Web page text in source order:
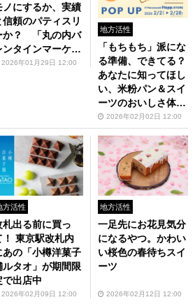
ノにするか、実績
信頼のパティスリ
か？ 「丸の内バ
ンタインマーケッ
」が今年も大豊
2026年01月29日 12:00
地方活性
「もちもち」派にな
る準備、できてる？
あなたに知ってほし
い、米粉パン＆スイ
ーツのおいしさ体感
フェア
2026年02月02日 12:00
方活性
札出る前に買っ
！ 東京駅改札内
あの「小樽洋菓子
ルタオ」が期間限
で出店中
2026年02月09日 12:00
地方活性
一足先にお花見気分
になるやつ。かわい
い桜色の春待ちスイ
ーツ
2026年02月12日 12:00